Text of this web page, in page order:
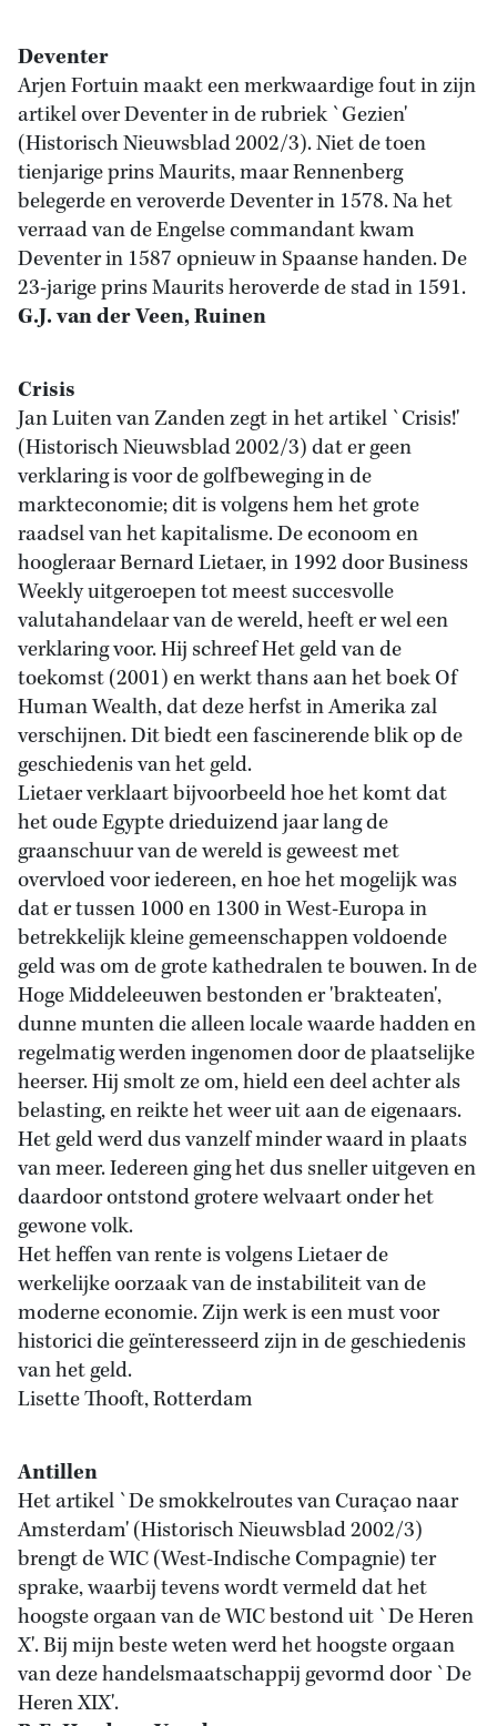
Deventer
Arjen Fortuin maakt een merkwaardige fout in zijn
artikel over Deventer in de rubriek `Gezien'
(Historisch Nieuwsblad 2002/3). Niet de toen
tienjarige prins Maurits, maar Rennenberg
belegerde en veroverde Deventer in 1578. Na het
verraad van de Engelse commandant kwam
Deventer in 1587 opnieuw in Spaanse handen. De
23-jarige prins Maurits heroverde de stad in 1591.
G.J. van der Veen, Ruinen
Crisis
Jan Luiten van Zanden zegt in het artikel `Crisis!'
(Historisch Nieuwsblad 2002/3) dat er geen
verklaring is voor de golfbeweging in de
markteconomie; dit is volgens hem het grote
raadsel van het kapitalisme. De econoom en
hoogleraar Bernard Lietaer, in 1992 door Business
Weekly uitgeroepen tot meest succesvolle
valutahandelaar van de wereld, heeft er wel een
verklaring voor. Hij schreef Het geld van de
toekomst (2001) en werkt thans aan het boek Of
Human Wealth, dat deze herfst in Amerika zal
verschijnen. Dit biedt een fascinerende blik op de
geschiedenis van het geld.
Lietaer verklaart bijvoorbeeld hoe het komt dat
het oude Egypte drieduizend jaar lang de
graanschuur van de wereld is geweest met
overvloed voor iedereen, en hoe het mogelijk was
dat er tussen 1000 en 1300 in West-Europa in
betrekkelijk kleine gemeenschappen voldoende
geld was om de grote kathedralen te bouwen. In de
Hoge Middeleeuwen bestonden er 'brakteaten',
dunne munten die alleen locale waarde hadden en
regelmatig werden ingenomen door de plaatselijke
heerser. Hij smolt ze om, hield een deel achter als
belasting, en reikte het weer uit aan de eigenaars.
Het geld werd dus vanzelf minder waard in plaats
van meer. Iedereen ging het dus sneller uitgeven en
daardoor ontstond grotere welvaart onder het
gewone volk.
Het heffen van rente is volgens Lietaer de
werkelijke oorzaak van de instabiliteit van de
moderne economie. Zijn werk is een must voor
historici die geïnteresseerd zijn in de geschiedenis
van het geld.
Lisette Thooft, Rotterdam
Antillen
Het artikel `De smokkelroutes van Curaçao naar
Amsterdam' (Historisch Nieuwsblad 2002/3)
brengt de WIC (West-Indische Compagnie) ter
sprake, waarbij tevens wordt vermeld dat het
hoogste orgaan van de WIC bestond uit `De Heren
X'. Bij mijn beste weten werd het hoogste orgaan
van deze handelsmaatschappij gevormd door `De
Heren XIX'.